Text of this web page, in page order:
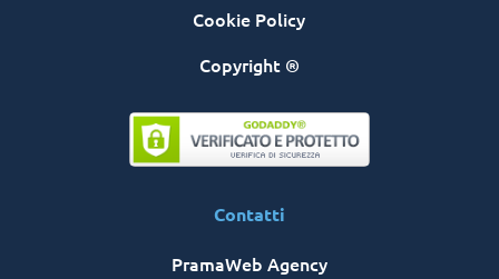
Cookie Policy
Copyright ®
Contatti
PramaWeb Agency